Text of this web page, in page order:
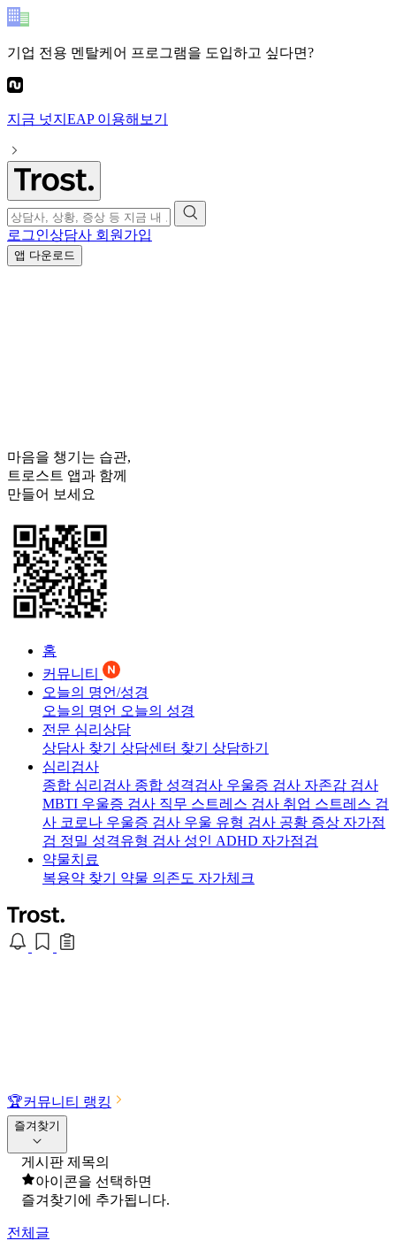
기업 전용 멘탈케어 프로그램을 도입하고 싶다면?
지금 넛지EAP이용해보기
로그인상담사 회원가입
앱 다운로드
마음을 챙기는 습관,
트로스트 앱과 함께
만들어 보세요
홈
커뮤니티
오늘의 명언/성경
오늘의 명언 오늘의 성경
전문 심리상담
상담사 찾기 상담센터 찾기 상담하기
심리검사
종합 심리검사 종합 성격검사 우울증 검사 자존감 검사
MBTI 우울증 검사 직무 스트레스 검사 취업 스트레스 검
사 코로나 우울증 검사 우울 유형 검사 공황 증상 자가점
검 정밀 성격유형 검사 성인 ADHD 자가점검
약물치료
복용약 찾기 약물 의존도 자가체크
🏆커뮤니티 랭킹
즐겨찾기
게시판 제목의
아이콘을 선택하면
즐겨찾기에 추가됩니다.
전체글